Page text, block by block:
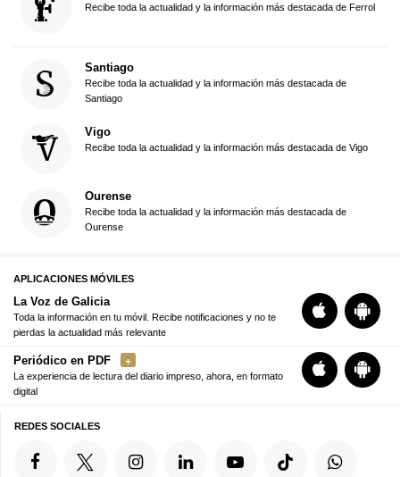
Recibe toda la actualidad y la información más destacada de Ferrol
Santiago
Recibe toda la actualidad y la información más destacada de
Santiago
Vigo
Recibe toda la actualidad y la información más destacada de Vigo
Ourense
Recibe toda la actualidad y la información más destacada de
Ourense
APLICACIONES MÓVILES
La Voz de Galicia
Toda la información en tu móvil. Recibe notificaciones y no te
pierdas la actualidad más relevante
Periódico en PDF
La experiencia de lectura del diario impreso, ahora, en formato
digital
REDES SOCIALES